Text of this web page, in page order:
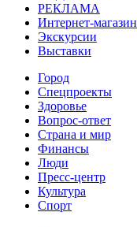
РЕКЛАМА
Интернет-магазин
Экскурсии
Выставки
Город
Спецпроекты
Здоровье
Вопрос-ответ
Страна и мир
Финансы
Люди
Пресс-центр
Культура
Спорт